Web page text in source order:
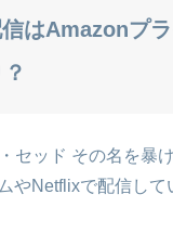
はAmazonプラ
セッド その名を暴
やNetflixで配信して